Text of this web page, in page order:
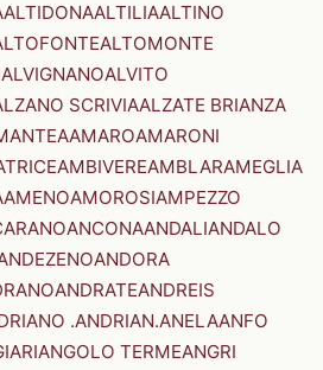
ALTIDONAALTILIAALTINO
ALTOMONTE
ALVIGNANOALVITO
SCRIVIAALZATE BRIANZA
AMAROAMARONI
AMBIVEREAMBLARAMEGLIA
AMENOAMOROSIAMPEZZO
ANCONAANDALIANDALO
ANDORA
ANDRATEANDREIS
.ANDRIAN.ANELAANFO
ANGOLO TERMEANGRI